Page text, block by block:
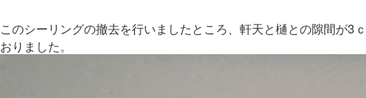
このシーリングの撤去を行いましたところ、軒天と樋との隙間が3
おりました。